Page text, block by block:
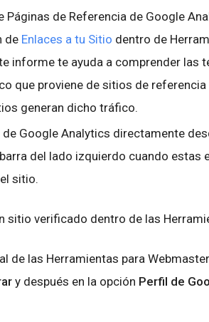
Páginas de Referencia de Google
de Enlaces a tu Sitio dentro de
informe te ayuda a comprender las
que proviene de sitios de referencia
generan dicho tráfico.
de Google Analytics directamente
barra del lado izquierdo cuando estas
sitio.
sitio verificado dentro de las
de las Herramientas para
y después en la opción Perfil de